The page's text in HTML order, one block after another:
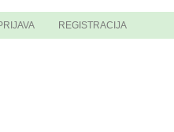
REGISTRACIJA